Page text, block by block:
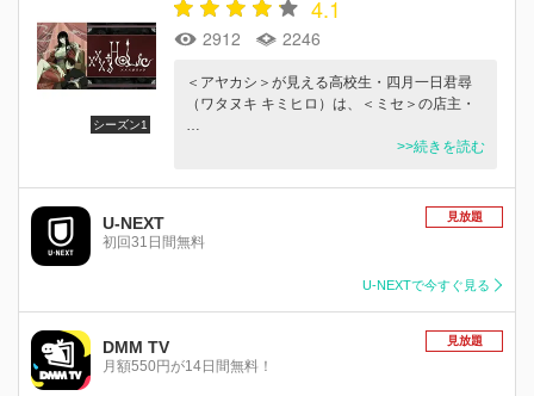
シーズン1
4.1
2912 2246
＜アヤカシ＞が見える高校生・四月一日君尋
（ワタヌキ キミヒロ）は、＜ミセ＞の店主・
>>続きを読む
U-NEXT
初回31日間無料
見放題
U-NEXTで今すぐ見る
DMM TV
月額550円が14日間無料！
見放題